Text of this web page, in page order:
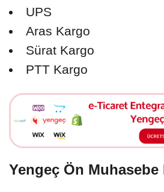
UPS
Aras Kargo
Sürat Kargo
PTT Kargo
Yengeç Ön